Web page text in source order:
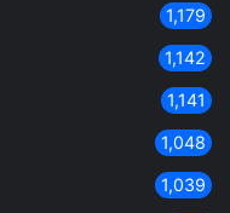
1,179
1,142
1,141
1,048
1,039